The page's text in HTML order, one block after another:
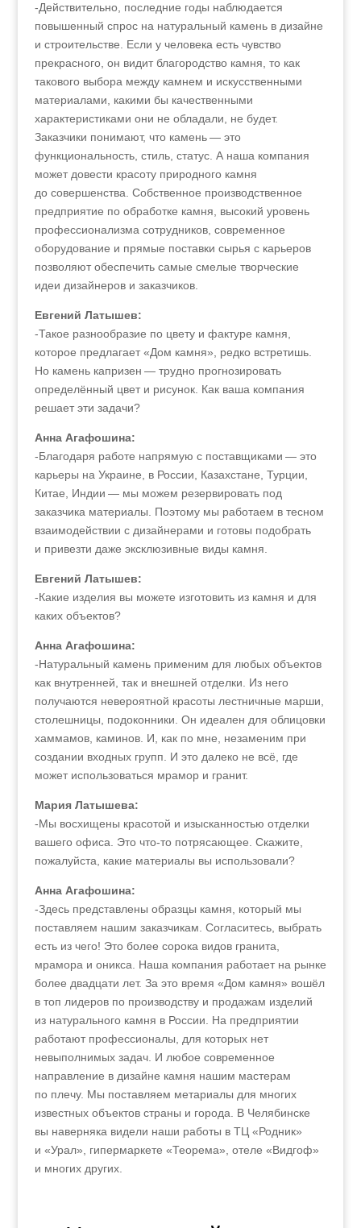
-Действительно, последние годы наблюдается
повышенный спрос на натуральный камень в дизайне
и строительстве. Если у человека есть чувство
прекрасного, он видит благородство камня, то как
такового выбора между камнем и искусственными
материалами, какими бы качественными
характеристиками они не обладали, не будет.
Заказчики понимают, что камень — это
функциональность, стиль, статус. А наша компания
может довести красоту природного камня
до совершенства. Собственное производственное
предприятие по обработке камня, высокий уровень
профессионализма сотрудников, современное
оборудование и прямые поставки сырья с карьеров
позволяют обеспечить самые смелые творческие
идеи дизайнеров и заказчиков.
Евгений Латышев:
-Такое разнообразие по цвету и фактуре камня,
которое предлагает «Дом камня», редко встретишь.
Но камень капризен — трудно прогнозировать
определённый цвет и рисунок. Как ваша компания
решает эти задачи?
Анна Агафошина:
-Благодаря работе напрямую с поставщиками — это
карьеры на Украине, в России, Казахстане, Турции,
Китае, Индии — мы можем резервировать под
заказчика материалы. Поэтому мы работаем в тесном
взаимодействии с дизайнерами и готовы подобрать
и привезти даже эксклюзивные виды камня.
Евгений Латышев:
-Какие изделия вы можете изготовить из камня и для
каких объектов?
Анна Агафошина:
-Натуральный камень применим для любых объектов
как внутренней, так и внешней отделки. Из него
получаются невероятной красоты лестничные марши,
столешницы, подоконники. Он идеален для облицовки
хаммамов, каминов. И, как по мне, незаменим при
создании входных групп. И это далеко не всё, где
может использоваться мрамор и гранит.
Мария Латышева:
-Мы восхищены красотой и изысканностью отделки
вашего офиса. Это что-то потрясающее. Скажите,
пожалуйста, какие материалы вы использовали?
Анна Агафошина:
-Здесь представлены образцы камня, который мы
поставляем нашим заказчикам. Согласитесь, выбрать
есть из чего! Это более сорока видов гранита,
мрамора и оникса. Наша компания работает на рынке
более двадцати лет. За это время «Дом камня» вошёл
в топ лидеров по производству и продажам изделий
из натурального камня в России. На предприятии
работают профессионалы, для которых нет
невыполнимых задач. И любое современное
направление в дизайне камня нашим мастерам
по плечу. Мы поставляем метариалы для многих
известных объектов страны и города. В Челябинске
вы наверняка видели наши работы в ТЦ «Родник»
и «Урал», гипермаркете «Теорема», отеле «Видгоф»
и многих других.